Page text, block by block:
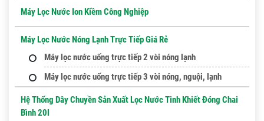
Máy Lọc Nước Ion Kiềm Công Nghiệp
Máy Lọc Nước Nóng Lạnh Trực Tiếp Giá Rẻ
Máy lọc nước uống trực tiếp 2 vòi nóng lạnh
Máy lọc nước uống trực tiếp 3 vòi nóng, nguội, lạnh
Hệ Thống Dây Chuyền Sản Xuất Lọc Nước Tinh Khiết Đóng Chai
Bình 20l